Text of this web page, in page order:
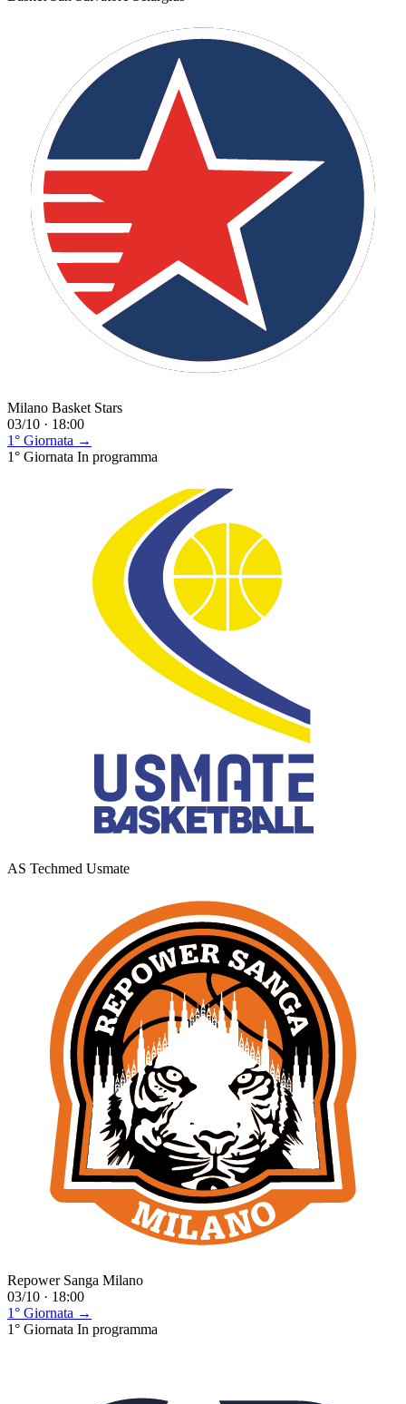
Milano Basket Stars
03/10 · 18:00
1° Giornata →
1° Giornata In programma
AS Techmed Usmate
Repower Sanga Milano
03/10 · 18:00
1° Giornata →
1° Giornata In programma